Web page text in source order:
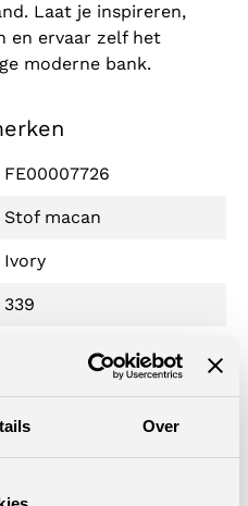
Over
Laat je inspireren,
en ervaar zelf het
moderne bank.
FE00007726
Stof macan
Ivory
339
83
Modern Mix